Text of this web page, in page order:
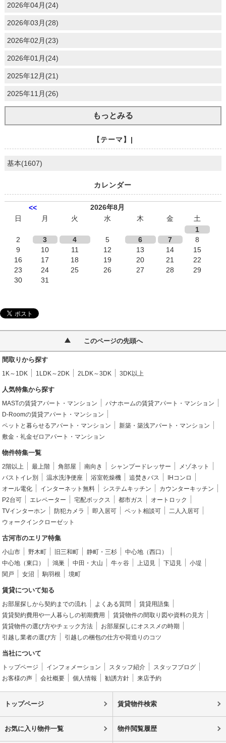
2026年04月(24)
2026年03月(28)
2026年02月(23)
2026年01月(24)
2025年12月(21)
2025年11月(26)
もっとみる
【テーマ】|
基本(1607)
カレンダー
<<
2026年8月
日
月 火 水 木 金
土
1
2
3 4 5 6 7
8
9
10 11 12 13 14
15
16
17 18 19 20 21
22
23
24 25 26 27 28
29
30
31
このページの先頭へ
間取りから探す
1K～1DK 1LDK～2DK 2LDK～3DK 3DK以上
人気特集から探す
MASTの賃貸アパート・マンション
パナホームの賃貸アパート・マンション
D-Roomの賃貸アパート・マンション
ペットと暮らせるアパート・マンション
新築・築浅アパート・マンション
敷金・礼金ゼロアパート・マンション
物件特集一覧
2階以上 最上階 角部屋 南向き シャンプードレッサー
メゾネット
バストイレ別
温水洗浄便座 浴室乾燥機 追焚きバス
IHコンロ
オール電化
インターネット無料 システムキッチン
カウンターキッチン
P2台可
エレベーター 宅配ボックス 都市ガス
オートロック
TVインターホン
防犯カメラ 即入居可 ペット相談可
二人入居可
ウォークインクローゼット
古河市のエリア特集
小山市 野木町 旧三和町 静町・三杉
中心地（西口）
中心地（東口）
鴻巣 中田・大山 牛ヶ谷 上辺見 下辺見
小堤
関戸
女沼 駒羽根 境町
賃貸について知る
お部屋探しから契約までの流れ よくある質問
賃貸用語集
賃貸契約費用や一人暮らしの初期費用
賃貸物件の間取り図や資料の見方
賃貸物件の選び方やチェック方法
お部屋探しにオススメの時期
引越し業者の選び方
引越しの梱包の仕方や荷造りのコツ
当社について
トップページ インフォメーション スタッフ紹介
スタッフブログ
お客様の声
会社概要 個人情報 勧誘方針 来店予約
トップページ 賃貸物件検索
お気に入り物件一覧 物件閲覧履歴